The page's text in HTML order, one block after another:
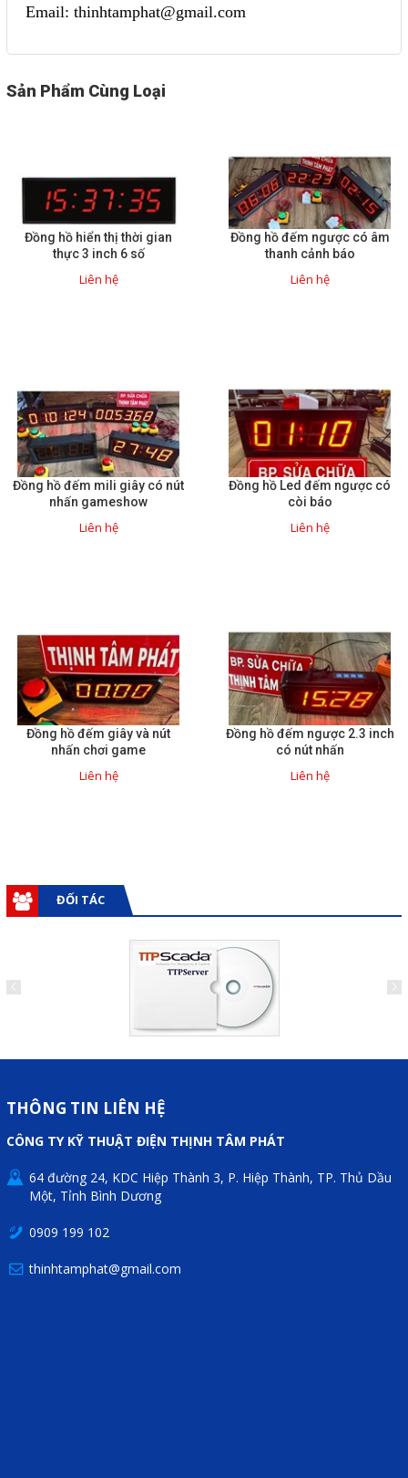
Email: thinhtamphat@gmail.com
Sản Phẩm Cùng Loại
Đồng hồ hiển thị thời gian
thực 3 inch 6 số
Liên hệ
Đồng hồ đếm ngược có âm
thanh cảnh báo
Liên hệ
Đồng hồ đếm mili giây có nút
nhấn gameshow
Liên hệ
Đồng hồ Led đếm ngược có
còi báo
Liên hệ
Đồng hồ đếm giây và nút
nhấn chơi game
Liên hệ
Đồng hồ đếm ngược 2.3 inch
có nút nhấn
Liên hệ
ĐỐI TÁC
THÔNG TIN LIÊN HỆ
CÔNG TY KỸ THUẬT ĐIỆN THỊNH TÂM PHÁT
64 đường 24, KDC Hiệp Thành 3, P. Hiệp Thành, TP. Thủ Dầu
Một, Tỉnh Bình Dương
0909 199 102
thinhtamphat@gmail.com